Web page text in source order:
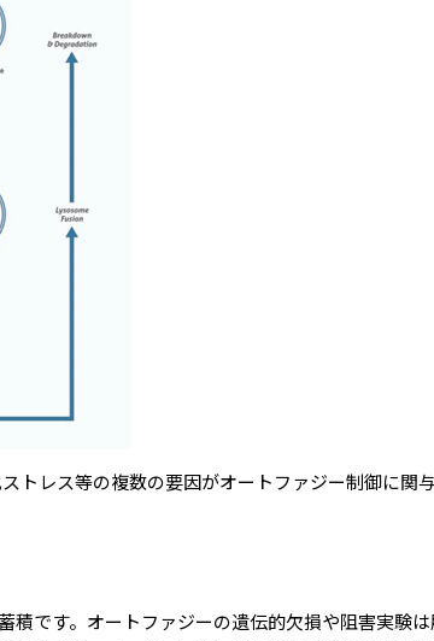
トレス等の複数の要因がオートファジー制御に関与
です。オートファジーの遺伝的欠損や阻害実験